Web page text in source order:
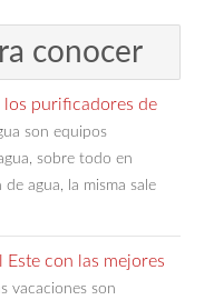
conocer
purificadores de
son equipos
sobre todo en
agua, la misma sale
Este con las mejores
vacaciones son